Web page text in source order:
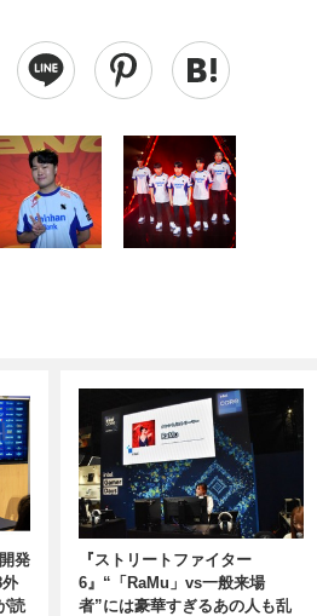
発
読
『ストリートファイター
6』“「RaMu」vs一般来場
者”には豪華すぎるあの人も乱